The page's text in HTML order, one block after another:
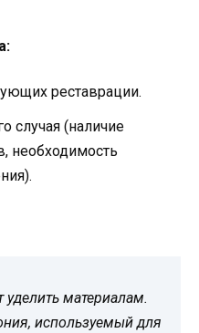
реставрации.
случая (наличие
необходимость
материалам.
используемый для